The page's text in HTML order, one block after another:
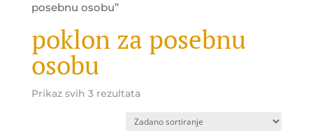
posebnu osobu”
poklon za posebnu
osobu
Prikaz svih 3 rezultata